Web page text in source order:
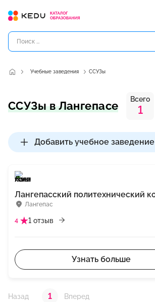
Учебные заведения ССУЗы
ССУЗы в Лангепасе Всего
1
Добавить учебное заведение
Лангепас
Лангепасский политехнический
4 1 отзыв
Узнать больше
Назад 1 Вперед